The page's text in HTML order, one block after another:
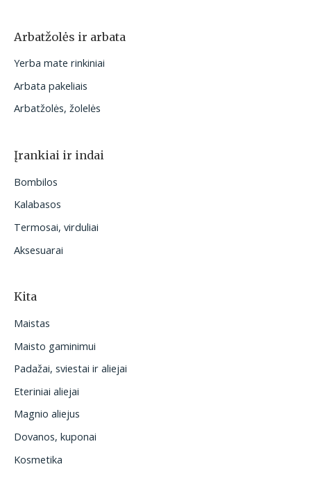
Arbatžolės ir arbata
Yerba mate rinkiniai
Arbata pakeliais
Arbatžolės, žolelės
Įrankiai ir indai
Bombilos
Kalabasos
Termosai, virduliai
Aksesuarai
Kita
Maistas
Maisto gaminimui
Padažai, sviestai ir aliejai
Eteriniai aliejai
Magnio aliejus
Dovanos, kuponai
Kosmetika